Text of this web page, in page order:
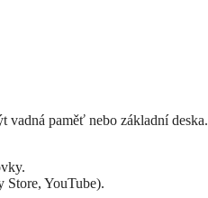
vadná paměť nebo základní deska.
Store, YouTube).